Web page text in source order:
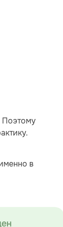
Поэтому
в